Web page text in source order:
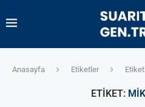
Anasayfa Etiketler
ETIKET: